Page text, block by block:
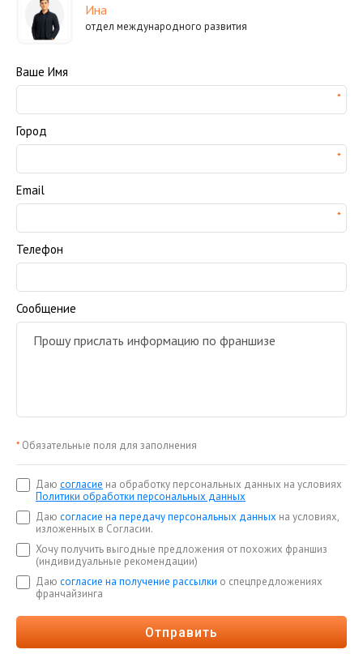
Ина
отдел международного развития
Ваше Имя
Город
Email
Телефон
Сообщение
* Обязательные поля для заполнения
Даю согласие на обработку персональных данных на условиях
Политики обработки персональных данных
Даю согласие на передачу персональных данных на условиях,
изложенных в Согласии.
Хочу получить выгодные предложения от похожих франшиз
(индивидуальные рекомендации)
Даю согласие на получение рассылки о спецпредложениях
франчайзинга
Отправить